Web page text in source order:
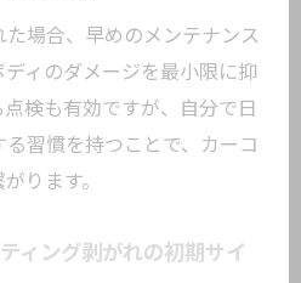
場合、早めのメンテナンス
ィのダメージを最小限に抑
検も有効ですが、自分で日
習慣を持つことで、カーコ
ります。
ィング剥がれの初期サイ